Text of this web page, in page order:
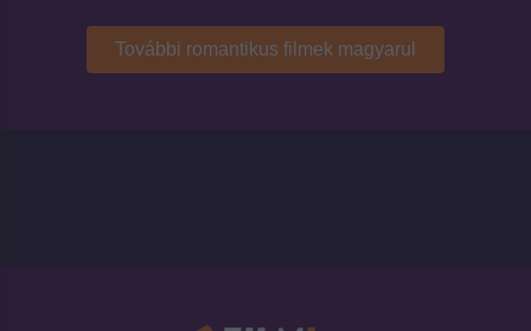
További romantikus filmek magyarul